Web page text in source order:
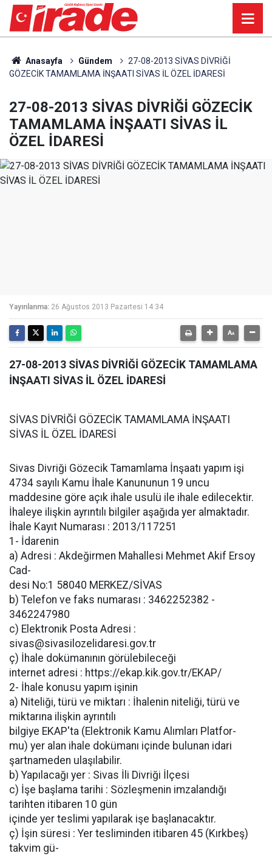
Anasayfa Gündem
27-08-2013 SİVAS DİVRİĞİ
GÖZECİK TAMAMLAMA İNŞAATI SİVAS İL ÖZEL İDARESİ
27-08-2013 SİVAS DİVRİĞİ GÖZECİK
TAMAMLAMA İNŞAATI SİVAS İL
ÖZEL İDARESİ
Yayınlanma: 26 Ağustos 2013 Pazartesi 14:34
27-08-2013 SİVAS DİVRİĞİ GÖZECİK TAMAMLAMA
İNŞAATI SİVAS İL ÖZEL İDARESİ
SİVAS DİVRİĞİ GÖZECİK TAMAMLAMA İNŞAATI
SİVAS İL ÖZEL İDARESİ
Sivas Divriği Gözecik Tamamlama İnşaatı yapım işi
4734 sayılı Kamu İhale Kanununun 19 uncu
maddesine göre açık ihale usulü ile ihale edilecektir.
İhaleye ilişkin ayrıntılı bilgiler aşağıda yer almaktadır.
İhale Kayıt Numarası : 2013/117251
1- İdarenin
a) Adresi : Akdeğirmen Mahallesi Mehmet Akif Ersoy
Cad-
desi No:1 58040 MERKEZ/SİVAS
b) Telefon ve faks numarası : 3462252382 -
3462247980
c) Elektronik Posta Adresi :
sivas@sivasilozelidaresi.gov.tr
ç) İhale dokümanının görülebileceği
internet adresi : https://ekap.kik.gov.tr/EKAP/
2- İhale konusu yapım işinin
a) Niteliği, türü ve miktarı : İhalenin niteliği, türü ve
miktarına ilişkin ayrıntılı
bilgiye EKAP'ta (Elektronik Kamu Alımları Platfor-
mu) yer alan ihale dokümanı içinde bulunan idari
şartnameden ulaşılabilir.
b) Yapılacağı yer : Sivas İli Divriği İlçesi
c) İşe başlama tarihi : Sözleşmenin imzalandığı
tarihten itibaren 10 gün
içinde yer teslimi yapılarak işe başlanacaktır.
ç) İşin süresi : Yer tesliminden itibaren 45 (Kırkbeş)
takvim gü-